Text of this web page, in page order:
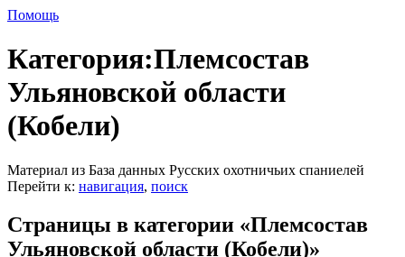
Помощь
Категория:Племсостав
Ульяновской области
(Кобели)
Материал из База данных Русских охотничьих спаниелей
Перейти к: навигация, поиск
Страницы в категории «Племсостав
Ульяновской области (Кобели)»